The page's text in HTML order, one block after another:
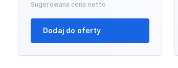
Sugerowana cena netto
Dodaj do oferty